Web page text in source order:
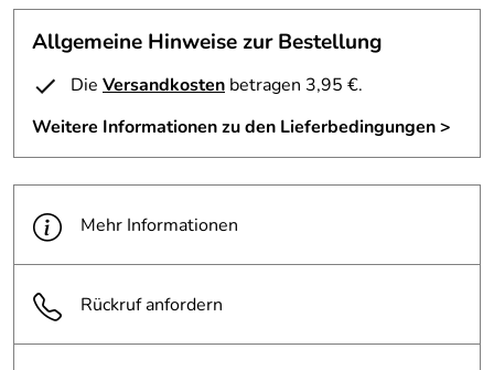
Allgemeine Hinweise zur Bestellung
Die Versandkosten betragen 3,95 €.
Weitere Informationen zu den Lieferbedingungen >
Mehr Informationen
Rückruf anfordern